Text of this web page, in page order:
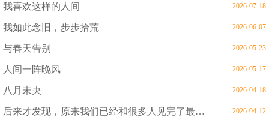
我喜欢这样的人间 2026-07-18
我如此念旧，步步拾荒 2026-06-07
与春天告别 2026-05-23
人间一阵晚风 2026-05-17
八月未央 2026-04-18
后来才发现，原来我们已经和很多人见完了最后一面 2026-04-12